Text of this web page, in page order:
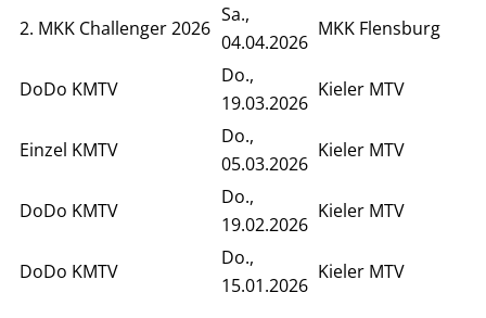
2. MKK Challenger 2026
Sa.,
04.04.2026
MKK Flensburg
DoDo KMTV
Do.,
19.03.2026
Kieler MTV
Einzel KMTV
Do.,
05.03.2026
Kieler MTV
DoDo KMTV
Do.,
19.02.2026
Kieler MTV
DoDo KMTV
Do.,
15.01.2026
Kieler MTV